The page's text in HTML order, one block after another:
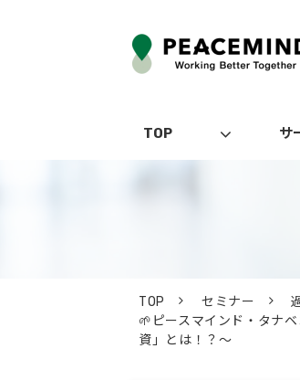
TOP サ
TOP セミナー
🌱ピースマインド・タナ
資」とは！？～